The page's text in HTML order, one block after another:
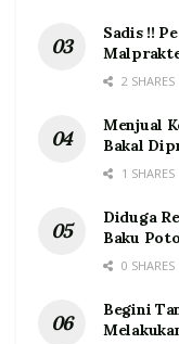
Sadis !!
2 SHARES
Menjual
Bakal
1 SHARES
Diduga
Baku
0 SHARES
Begini